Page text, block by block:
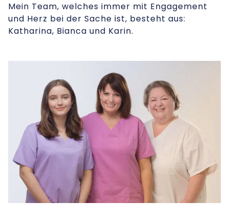
Mein Team, welches immer mit Engagement
und Herz bei der Sache ist, besteht aus:
Katharina, Bianca und Karin.